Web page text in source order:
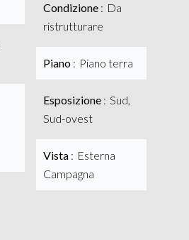
Condizione
Da
ristrutturare
Piano Piano terra
Esposizione
Sud,
Sud-ovest
Vista
Esterna
Campagna